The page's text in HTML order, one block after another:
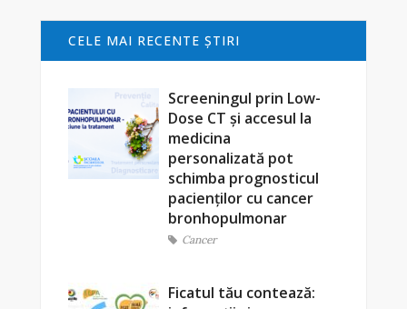
CELE MAI RECENTE ŞTIRI
Screeningul prin Low-
Dose CT și accesul la
medicina
personalizată pot
schimba prognosticul
pacienților cu cancer
bronhopulmonar
Cancer
Ficatul tău contează: